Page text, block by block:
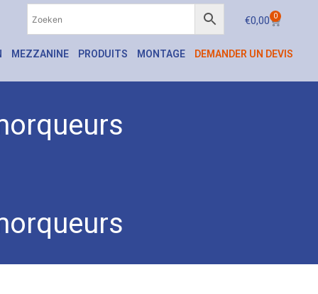
€0,00 0
MEZZANINE PRODUITS MONTAGE DEMANDER UN DEVIS